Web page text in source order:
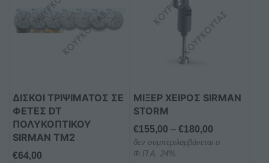
ΔΙΣΚΟΙ ΤΡΙΨΙΜΑΤΟΣ ΣΕ
ΦΕΤΕΣ DT
ΠΟΛΥΚΟΠΤΙΚΟΥ
SIRMAN TM2
€64,00
έχει
πολλαπλές
να
επιλεγούν
στη
σελίδα
του
ΜΙΞΕΡ ΧΕΙΡΟΣ SIRMAN
STORM
€155,00 – €180,00Price
range:
δεν συμπεριλαμβάνεται ο
Φ.Π.Α. 24%
να
επιλεγούν
στη
σελίδα
του